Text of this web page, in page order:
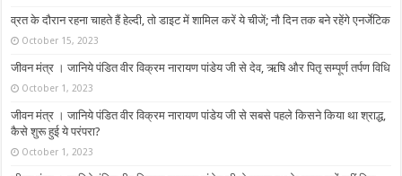
व्रत के दौरान रहना चाहते हैं हेल्दी, तो डाइट में शामिल करें ये चीजें; नौ दिन तक बने रहेंगे एनर्जेटिक
October 15, 2023
जीवन मंत्र । जानिये पंडित वीर विक्रम नारायण पांडेय जी से देव, ऋषि और पितृ सम्पूर्ण तर्पण विधि
October 1, 2023
जीवन मंत्र । जानिये पंडित वीर विक्रम नारायण पांडेय जी से सबसे पहले किसने किया था श्राद्ध,
कैसे शुरू हुई ये परंपरा?
October 1, 2023